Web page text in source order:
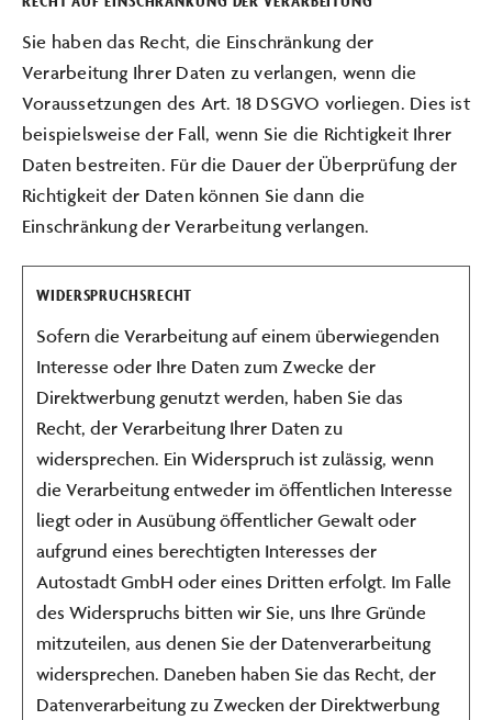
Sie haben das Recht, die Einschränkung der
Verarbeitung Ihrer Daten zu verlangen, wenn die
Voraussetzungen des Art. 18 DSGVO vorliegen. Dies ist
beispielsweise der Fall, wenn Sie die Richtigkeit Ihrer
Daten bestreiten. Für die Dauer der Überprüfung der
Richtigkeit der Daten können Sie dann die
Einschränkung der Verarbeitung verlangen.
WIDERSPRUCHSRECHT
Sofern die Verarbeitung auf einem überwiegenden
Interesse oder Ihre Daten zum Zwecke der
Direktwerbung genutzt werden, haben Sie das
Recht, der Verarbeitung Ihrer Daten zu
widersprechen. Ein Widerspruch ist zulässig, wenn
die Verarbeitung entweder im öffentlichen Interesse
liegt oder in Ausübung öffentlicher Gewalt oder
aufgrund eines berechtigten Interesses der
Autostadt GmbH oder eines Dritten erfolgt. Im Falle
des Widerspruchs bitten wir Sie, uns Ihre Gründe
mitzuteilen, aus denen Sie der Datenverarbeitung
widersprechen. Daneben haben Sie das Recht, der
Datenverarbeitung zu Zwecken der Direktwerbung